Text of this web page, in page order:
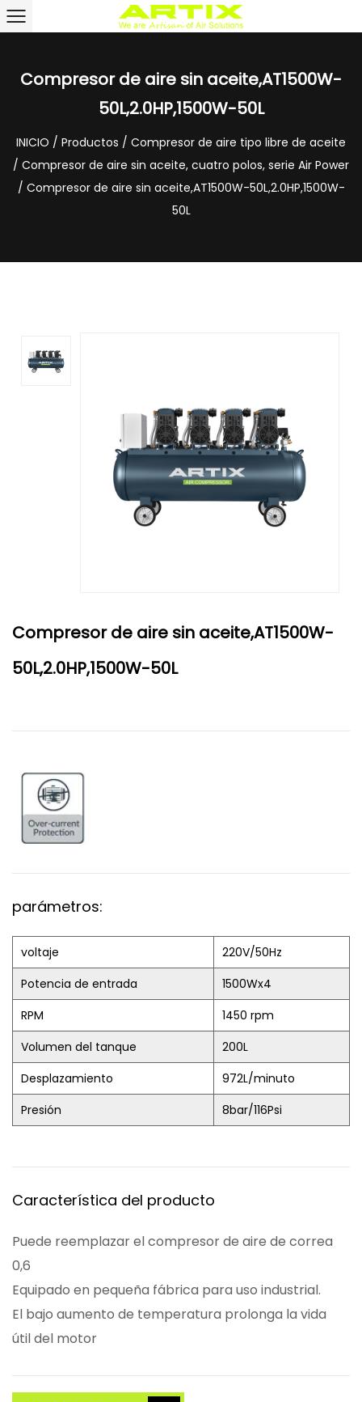
Compresor de aire sin aceite,AT1500W-
50L,2.0HP,1500W-50L
INICIO / Productos / Compresor de aire tipo libre de aceite
/ Compresor de aire sin aceite, cuatro polos, serie Air Power
/ Compresor de aire sin aceite,AT1500W-50L,2.0HP,1500W-
50L
Compresor de aire sin aceite,AT1500W-
50L,2.0HP,1500W-50L
parámetros:
voltaje
220V/50Hz
Potencia de entrada
1500Wx4
RPM
1450 rpm
Volumen del tanque
200L
Desplazamiento
972L/minuto
Presión
8bar/116Psi
Característica del producto
Puede reemplazar el compresor de aire de correa
0,6
Equipado en pequeña fábrica para uso industrial.
El bajo aumento de temperatura prolonga la vida
útil del motor